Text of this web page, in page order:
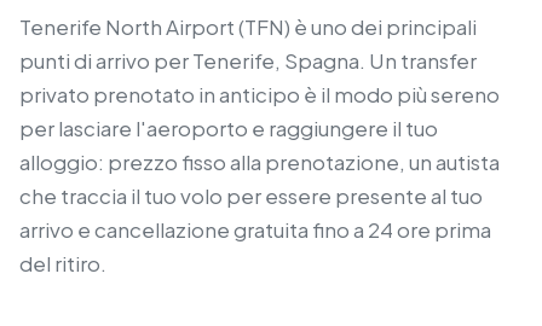
Tenerife North Airport (TFN) è uno dei principali
punti di arrivo per Tenerife, Spagna. Un transfer
privato prenotato in anticipo è il modo più sereno
per lasciare l'aeroporto e raggiungere il tuo
alloggio: prezzo fisso alla prenotazione, un autista
che traccia il tuo volo per essere presente al tuo
arrivo e cancellazione gratuita fino a 24 ore prima
del ritiro.